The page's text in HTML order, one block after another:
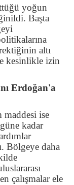
yoğun
Başta
altı
kesinlikle izin
Erdoğan'a
ise
kadar
Bölgeye daha
çalışmalar ele